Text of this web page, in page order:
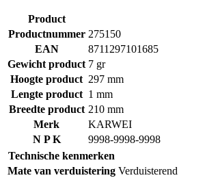
Product
Productnummer 275150
EAN
8711297101685
Gewicht product 7 gr
Hoogte product 297 mm
Lengte product 1 mm
Breedte product 210 mm
Merk
KARWEI
N P K
9998-9998-9998
Technische kenmerken
Mate van verduistering Verduisterend